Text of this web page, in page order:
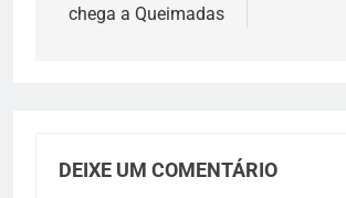
chega a Queimadas
DEIXE UM COMENTÁRIO